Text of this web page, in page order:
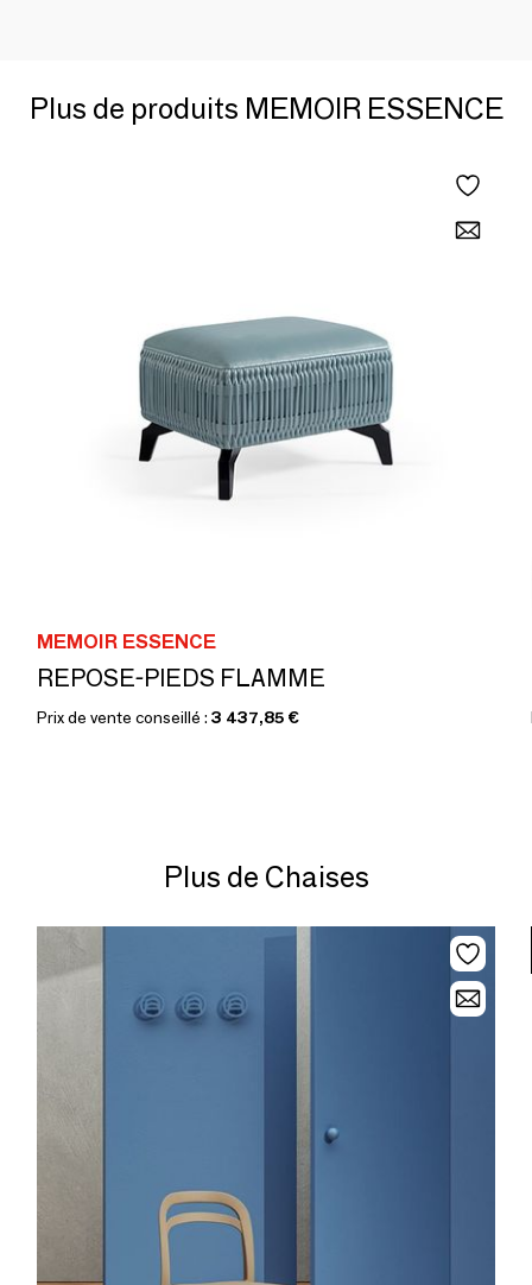
Plus de produits MEMOIR ESSENCE
MEMOIR ESSENCE
REPOSE-PIEDS FLAMME
Prix de vente conseillé : 3 437,85 €
Plus de Chaises